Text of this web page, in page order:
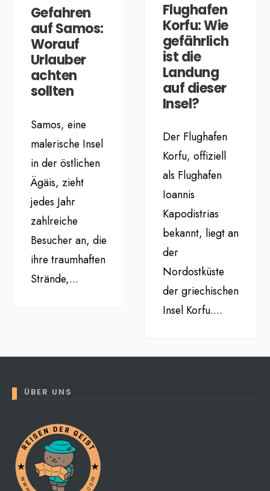
Flughafen
Korfu: Wie
gefährlich
ist die
Landung
auf dieser
Insel?
Der Flughafen
Korfu, offiziell
als Flughafen
Ioannis
Kapodistrias
bekannt, liegt an
der
Nordostküste
der griechischen
Insel Korfu....
Gefahren
auf Samos:
Worauf
Urlauber
achten
sollten
Samos, eine
malerische Insel
in der östlichen
Ägäis, zieht
jedes Jahr
zahlreiche
Besucher an, die
ihre traumhaften
Strände,...
ÜBER UNS